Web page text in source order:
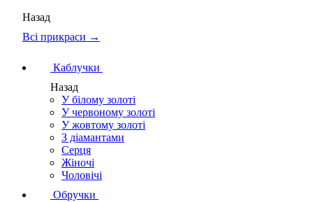
Назад
Всі прикраси →
Каблучки
Назад
У білому золоті
У червоному золоті
У жовтому золоті
З діамантами
Серця
Жіночі
Чоловічі
Обручки